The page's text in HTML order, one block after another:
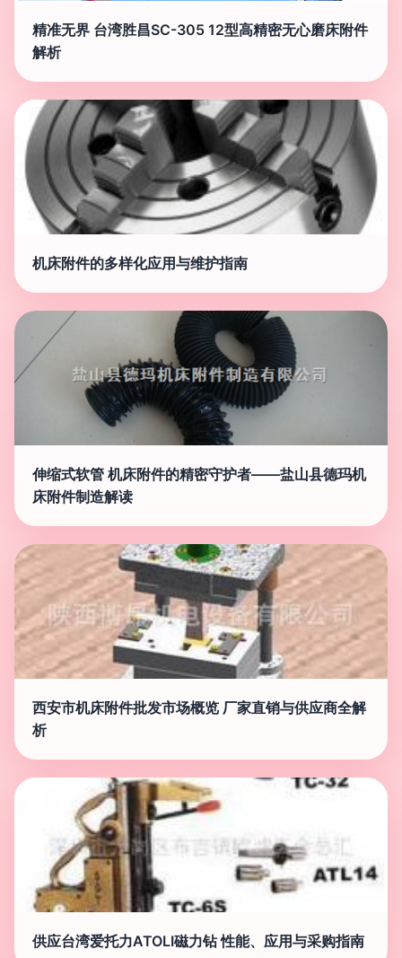
精准无界 台湾胜昌SC-305 12型高精密无心磨床附件
解析
机床附件的多样化应用与维护指南
伸缩式软管 机床附件的精密守护者——盐山县德玛机
床附件制造解读
西安市机床附件批发市场概览 厂家直销与供应商全解
析
供应台湾爱托力ATOLI磁力钻 性能、应用与采购指南